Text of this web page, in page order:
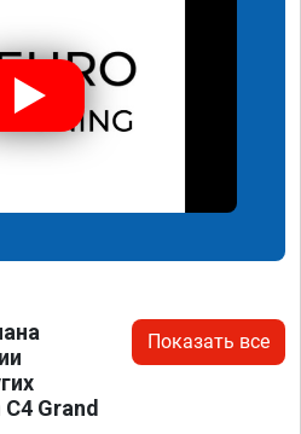
Grand
Показать все